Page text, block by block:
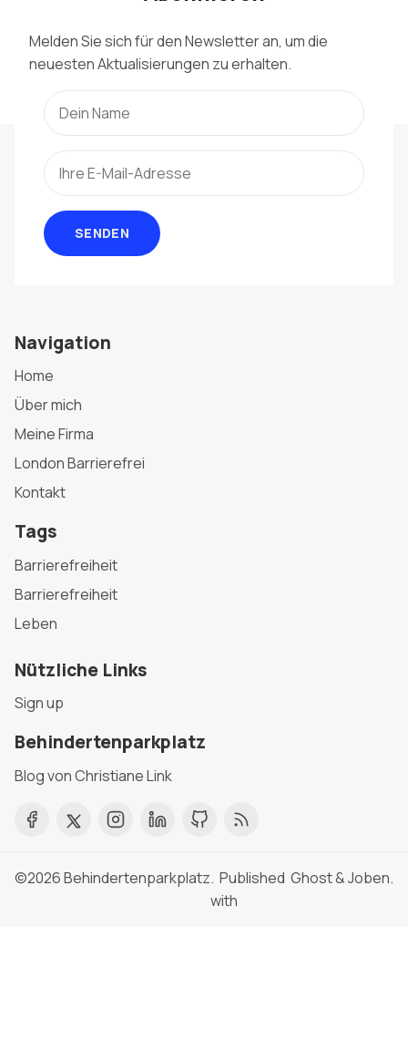
Melden Sie sich für den Newsletter an, um die
neuesten Aktualisierungen zu erhalten.
SENDEN
Navigation
Home
Über mich
Meine Firma
London Barrierefrei
Kontakt
Tags
Barrierefreiheit
Barrierefreiheit
Leben
Nützliche Links
Sign up
Behindertenparkplatz
Blog von Christiane Link
©2026Behindertenparkplatz. Published
with
Ghost&Joben.